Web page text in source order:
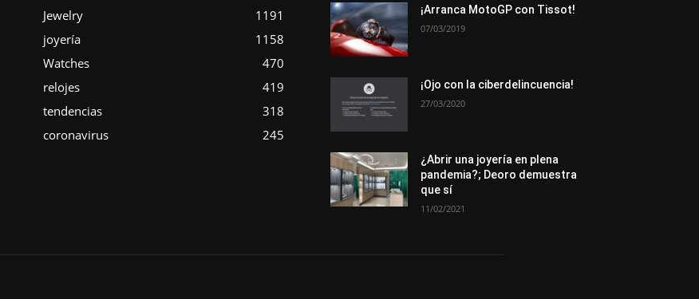
Jewelry
1191
joyería
1158
Watches
470
relojes
419
tendencias
318
coronavirus
245
La Pluma de Pedro Pérez
Metales
Novedades
¡Arranca MotoGP con Tissot!
07/03/2019
¡Ojo con la ciberdelincuencia!
27/03/2020
¿Abrir una joyería en plena
pandemia?; Deoro demuestra
que sí
11/02/2021